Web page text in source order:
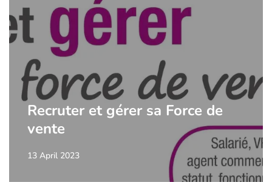
Recruter et gérer sa Force de
vente
13 April 2023